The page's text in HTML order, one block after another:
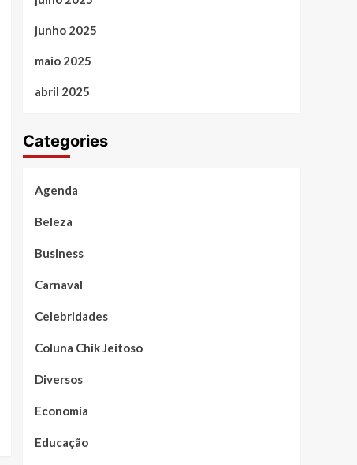
junho 2025
maio 2025
abril 2025
Categories
Agenda
Beleza
Business
Carnaval
Celebridades
Coluna Chik Jeitoso
Diversos
Economia
Educação